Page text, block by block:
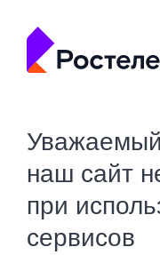
наш сайт
при
сервисов